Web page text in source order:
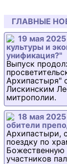
ГЛАВНЫЕ
19 мая
культуры и
унификация?"
Выпуск
Архипастыря"
Лискинским
митрополии.
18 мая
обители
Архипастыри,
поездку по
Божественную
участников